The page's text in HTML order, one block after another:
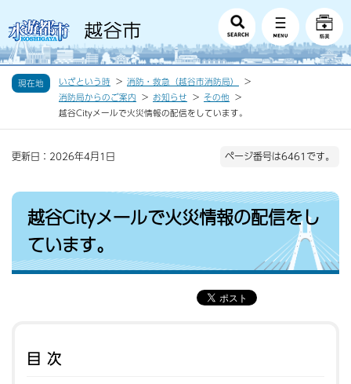
現在地 いざという時
消防・救急（越谷市消防局）
消防局からのご案内
お知らせ
その他
越谷Cityメールで火災情報の配信をしています。
更新日：2026年4月1日 ページ番号は6461です。
越谷Cityメールで火災情報の配信をし
ています。
目次